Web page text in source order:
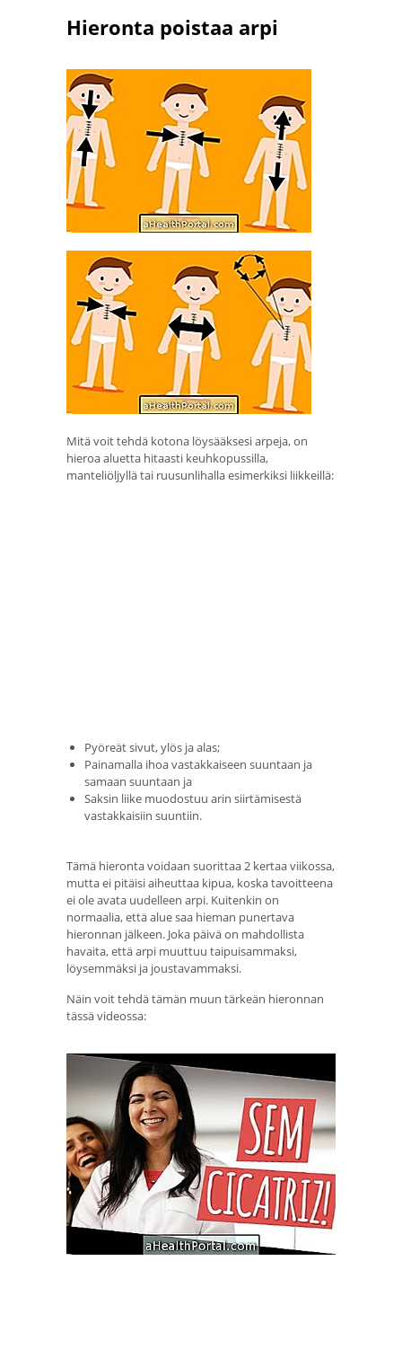
Hieronta poistaa arpi
Mitä voit tehdä kotona löysääksesi arpeja, on
hieroa aluetta hitaasti keuhkopussilla,
manteliöljyllä tai ruusunlihalla esimerkiksi liikkeillä:
Pyöreät sivut, ylös ja alas;
Painamalla ihoa vastakkaiseen suuntaan ja
samaan suuntaan ja
Saksin liike muodostuu arin siirtämisestä
vastakkaisiin suuntiin.
Tämä hieronta voidaan suorittaa 2 kertaa viikossa,
mutta ei pitäisi aiheuttaa kipua, koska tavoitteena
ei ole avata uudelleen arpi. Kuitenkin on
normaalia, että alue saa hieman punertava
hieronnan jälkeen. Joka päivä on mahdollista
havaita, että arpi muuttuu taipuisammaksi,
löysemmäksi ja joustavammaksi.
Näin voit tehdä tämän muun tärkeän hieronnan
tässä videossa: